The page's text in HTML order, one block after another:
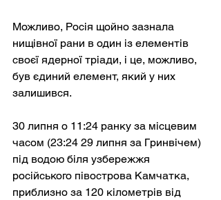
Можливо, Росія щойно зазнала
нищівної рани в один із елементів
своєї ядерної тріади, і це, можливо,
був єдиний елемент, який у них
залишився.
30 липня о 11:24 ранку за місцевим
часом (23:24 29 липня за Гринвічем)
під водою біля узбережжя
російського півострова Камчатка,
приблизно за 120 кілометрів від